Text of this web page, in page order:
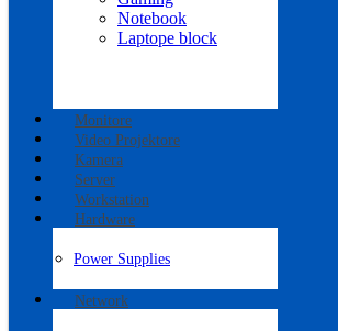
Notebook
Laptope block
Monitore
Video Projektore
Kamera
Server
Workstation
Hardware
Power Supplies
Network